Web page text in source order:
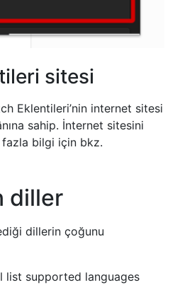
sitesi
Eklentileri’nin internet sitesi
sahip. İnternet sitesini
fazla bilgi için bkz.
diller
dillerin çoğunu
list supported languages